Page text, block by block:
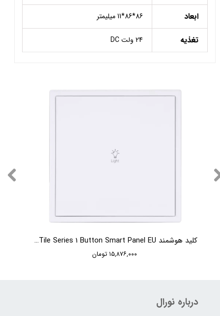
ابعاد 86*86*11 میلیمتر
تغذیه 24 ولت DC
کلید هوشمند HDL Tile Series 1 Button Smart Panel EU
۱۵,۸۷۶,۰۰۰ تومان
درباره نورال